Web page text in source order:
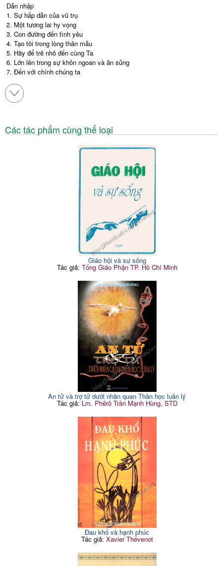
Dẫn nhập
1. Sự hấp dẫn của vũ trụ
2. Một tương lai hy vọng
3. Con đường đến tình yêu
4. Tạo tôi trong lòng thân mẫu
5. Hãy để trẻ nhỏ đến cùng Ta
6. Lớn lên trong sự khôn ngoan và ân sủng
7. Đến với chính chúng ta
9. Hàn gắn trái tim bị tan vỡ
10. Thầy gọi các con là bạn hữu
Các tác phẩm cùng thể loại
Giáo hội và sự sống
Tác giả: Tổng Giáo Phận TP. Hồ Chí Minh
An tử và trợ tử dưới nhãn quan Thần học luân lý
Tác giả:Lm. Phêrô Trần Mạnh Hùng, STD
Đau khổ và hạnh phúc
Tác giả: Xavier Thévenot